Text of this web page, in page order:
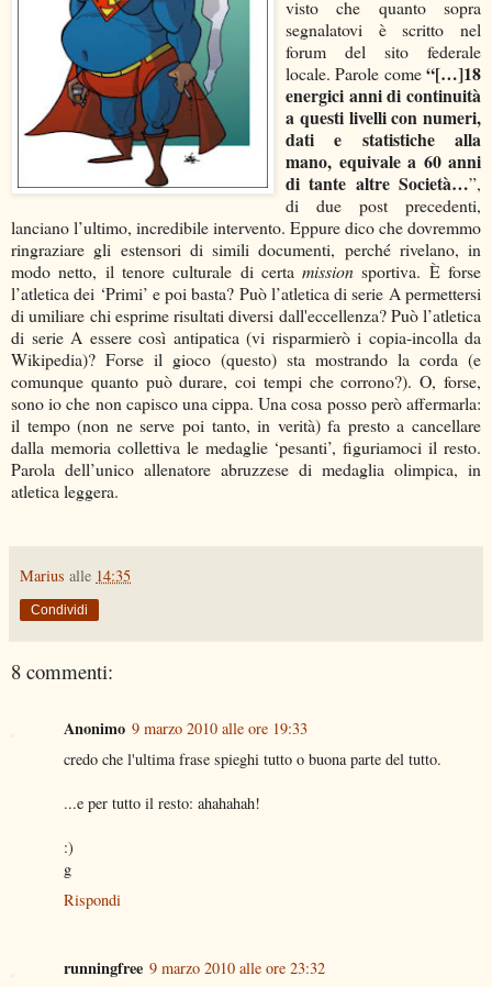
visto che quanto sopra
segnalatovi è scritto nel
forum del sito federale
locale. Parole come“[…]18
energici anni di continuità
a questi livelli con numeri,
dati e statistiche alla
mano, equivale a 60 anni
di tante altre Società…”,
di due post precedenti,
lanciano l’ultimo, incredibile intervento. Eppure dico che dovremmo
ringraziare gli estensori di simili documenti, perché rivelano, in
modo netto, il tenore culturale di certamission sportiva. È forse
l’atletica dei ‘Primi’ e poi basta? Può l’atletica di serie A permettersi
di umiliare chi esprime risultati diversi dall'eccellenza? Può l’atletica
di serie A essere così antipatica (vi risparmierò i copia-incolla da
Wikipedia)? Forse il gioco (questo) sta mostrando la corda (e
comunque quanto può durare, coi tempi che corrono?). O, forse,
sono io che non capisco una cippa. Una cosa posso però affermarla:
il tempo (non ne serve poi tanto, in verità) fa presto a cancellare
dalla memoria collettiva le medaglie ‘pesanti’, figuriamoci il resto.
Parola dell’unico allenatore abruzzese di medaglia olimpica, in
atletica leggera.
Marius alle 14:35
Condividi
8 commenti:
Anonimo 9 marzo 2010 alle ore 19:33
credo che l'ultima frase spieghi tutto o buona parte del tutto.
...e per tutto il resto: ahahahah!
:)
g
Rispondi
runningfree 9 marzo 2010 alle ore 23:32